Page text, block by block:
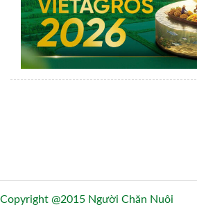
Copyright @2015 Người Chăn Nuôi